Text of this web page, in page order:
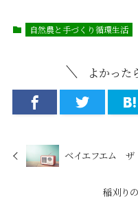
自然農と手づくり循環生活
よかった
ベイエフエム ザ
稲刈り